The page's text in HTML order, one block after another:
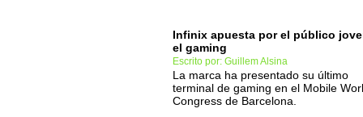
Infinix apuesta por el público
el gaming
Escrito por: Guillem Alsina
La marca ha presentado su último
terminal de gaming en el Mobile
Congress de Barcelona.